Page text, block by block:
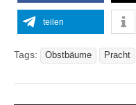
teilen
Tags: Obstbäume Pracht